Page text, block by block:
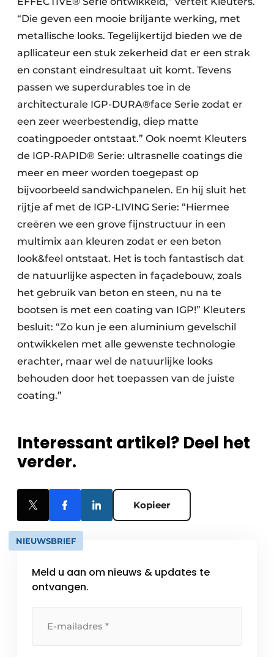
“Die geven een mooie briljante werking, met
metallische looks. Tegelijkertijd bieden we de
apllicateur een stuk zekerheid dat er een strak
en constant eindresultaat uit komt. Tevens
passen we superdurables toe in de
architecturale IGP-DURA®face Serie zodat er
een zeer weerbestendig, diep matte
coatingpoeder ontstaat.” Ook noemt Kleuters
de IGP-RAPID® Serie: ultrasnelle coatings die
meer en meer worden toegepast op
bijvoorbeeld sandwichpanelen. En hij sluit het
rijtje af met de IGP-LIVING Serie: “Hiermee
creëren we een grove fijnstructuur in een
multimix aan kleuren zodat er een beton
look&feel ontstaat. Het is toch fantastisch dat
de natuurlijke aspecten in façadebouw, zoals
het gebruik van beton en steen, nu na te
bootsen is met een coating van IGP!” Kleuters
besluit: “Zo kun je een aluminium gevelschil
ontwikkelen met alle gewenste technologie
erachter, maar wel de natuurlijke looks
behouden door het toepassen van de juiste
coating.”
Interessant artikel? Deel het
verder.
Kopieer
NIEUWSBRIEF
Meld u aan om nieuws & updates te
ontvangen.